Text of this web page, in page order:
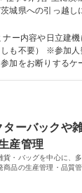
城県への引っ越し
ナーを実施します
社員がどの地域
します。日立建機
ひ、お気軽にエン
意思不問WEBセ
ー内容や日立建
に達した際や職務
加をお断りするケ
ターバックや
産管理
貨・バッグを中心に、
品の生産管理・品質